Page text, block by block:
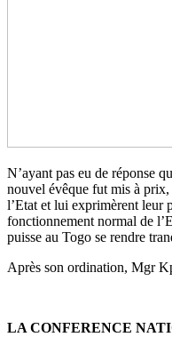
N’ayant pas eu de réponse
nouvel évêque fut mis à
l’Etat et lui exprimèrent leur
fonctionnement normal de
puisse au Togo se rendre
Après son ordination, Mgr
LA CONFERENCE